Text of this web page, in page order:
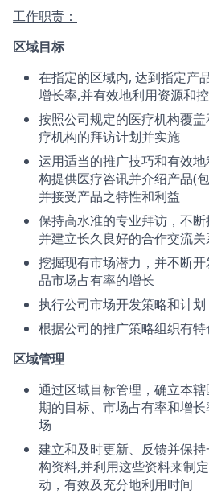
工作职责：
区域目标
在指定的区域内, 达到指定产
增长率,并有效地利用资源和
按照公司规定的医疗机构覆
疗机构的拜访计划并实施
运用适当的推广技巧和有效
构提供医疗咨讯并介绍产品(
并接受产品之特性和利益
保持高水准的专业拜访，不
并建立长久良好的合作交流关
挖掘现有市场潜力，并不断
品市场占有率的增长
执行公司市场开发策略和计
根据公司的推广策略组织有
区域管理
通过区域目标管理，确立本
期的目标、市场占有率和增
场
建立和及时更新、反馈并保
构资料,并利用这些资料来制
动，有效及充分地利用时间